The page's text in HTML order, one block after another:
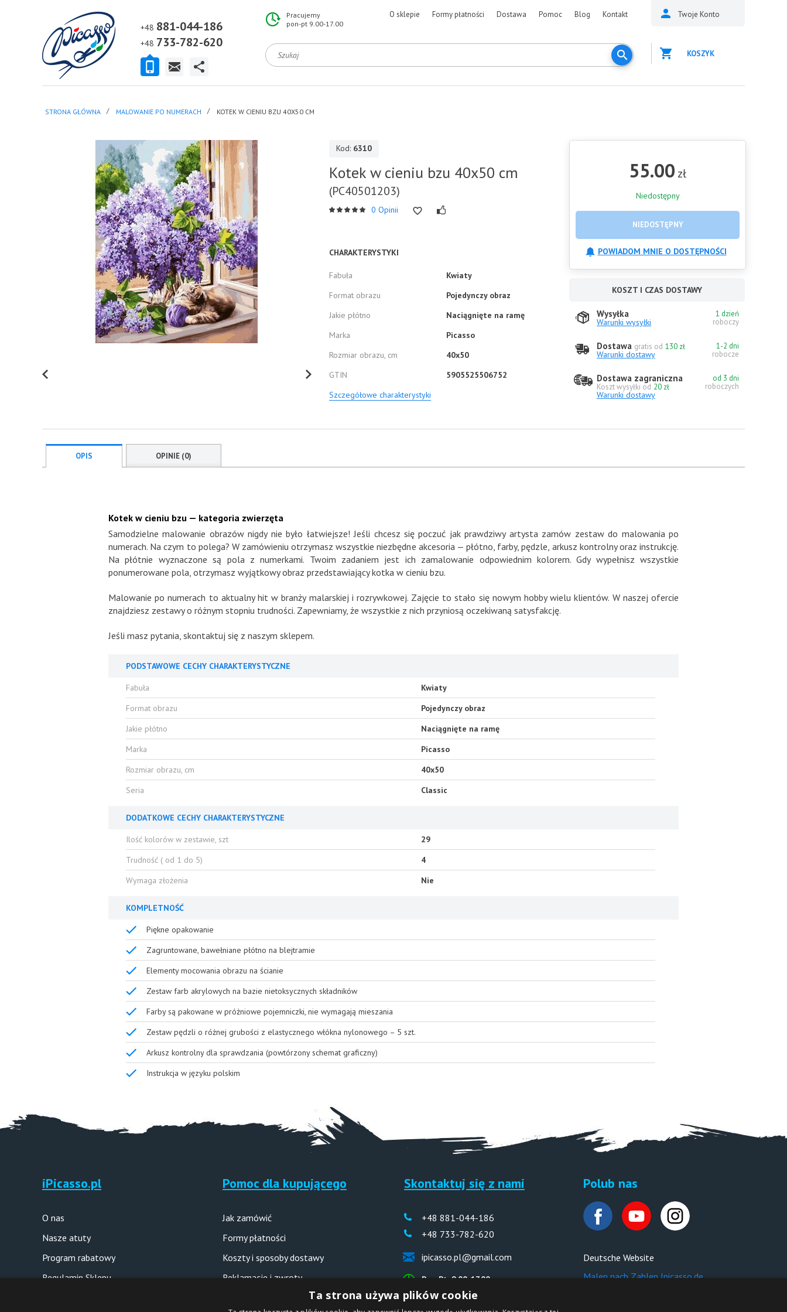
+48 881-044-186
+48 733-782-620
Pracujemy
pon-pt 9.00-17.00
O sklepie Formy płatności Dostawa Pomoc Blog Kontakt Twoje Konto
KOSZYK
STRONA GŁÓWNA MALOWANIE PO NUMERACH KOTEK W CIENIU BZU 40X50 CM
Kod: 6310
Kotek w cieniu bzu 40x50 cm
(PC40501203)
0 Opinii
CHARAKTERYSTYKI
Fabuła
Kwiaty
Format obrazu
Pojedynczy obraz
Jakie płótno
Naciągnięte na ramę
Marka
Picasso
Rozmiar obrazu, cm
40x50
GTIN
5905525506752
Szczegółowe charakterystyki
55.00 zł
Niedostępny
NIEDOSTĘPNY
POWIADOM MNIE O DOSTĘPNOŚCI
KOSZT I CZAS DOSTAWY
Wysyłka
Warunki wysyłki
1 dzień
roboczy
Dostawa gratis od 130 zł
Warunki dostawy
1-2 dni
robocze
Dostawa zagraniczna
Koszt wysyłki od 20 zł
Warunki dostawy
od 3 dni
roboczych
OPIS OPINIE (0)
Kotek w cieniu bzu — kategoria zwierzęta
Samodzielne malowanie obrazów nigdy nie było łatwiejsze! Jeśli chcesz się poczuć jak prawdziwy artysta zamów zestaw do malowania po
numerach. Na czym to polega? W zamówieniu otrzymasz wszystkie niezbędne akcesoria — płótno, farby, pędzle, arkusz kontrolny oraz instrukcję.
Na płótnie wyznaczone są pola z numerkami. Twoim zadaniem jest ich zamalowanie odpowiednim kolorem. Gdy wypełnisz wszystkie
ponumerowane pola, otrzymasz wyjątkowy obraz przedstawiający kotka w cieniu bzu.
Malowanie po numerach to aktualny hit w branży malarskiej i rozrywkowej. Zajęcie to stało się nowym hobby wielu klientów. W naszej ofercie
znajdziesz zestawy o różnym stopniu trudności. Zapewniamy, że wszystkie z nich przyniosą oczekiwaną satysfakcję.
Jeśli masz pytania, skontaktuj się z naszym sklepem.
PODSTAWOWE CECHY CHARAKTERYSTYCZNE
Fabuła
Kwiaty
Format obrazu
Pojedynczy obraz
Jakie płótno
Naciągnięte na ramę
Marka
Picasso
Rozmiar obrazu, cm
40x50
Seria
Classic
DODATKOWE CECHY CHARAKTERYSTYCZNE
Ilość kolorów w zestawie, szt
29
Trudność ( od 1 do 5)
4
Wymaga złożenia
Nie
KOMPLETNOŚĆ
Piękne opakowanie
Zagruntowane, bawełniane płótno na blejtramie
Elementy mocowania obrazu na ścianie
Zestaw farb akrylowych na bazie nietoksycznych składników
Farby są pakowane w próżniowe pojemniczki, nie wymagają mieszania
Zestaw pędzli o różnej grubości z elastycznego włókna nylonowego – 5 szt.
Arkusz kontrolny dla sprawdzania (powtórzony schemat graficzny)
Instrukcja w języku polskim
iPicasso.pl
O nas
Nasze atuty
Program rabatowy
Regulamin Sklepu
Pomoc dla kupującego
Jak zamówić
Formy płatności
Koszty i sposoby dostawy
Reklamacje i zwroty
Pytania i odpowiedzi (FAQ)
Skontaktuj się z nami
+48 881-044-186
+48 733-782-620
ipicasso.pl@gmail.com
Pon-Pt: 9.00-17.00
Polub nas
Deutsche Website
Malen nach Zahlen Ipicasso.de
Ta strona używa plików cookie